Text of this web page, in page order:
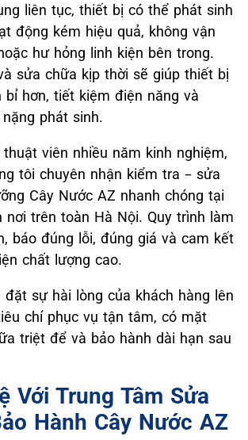
liên tục, thiết bị có thể phát sinh
động kém hiệu quả, không vận
hư hỏng linh kiện bên trong.
sửa chữa kịp thời sẽ giúp thiết bị
bỉ hơn, tiết kiệm điện năng và
phát sinh.
viên nhiều năm kinh nghiệm,
tôi chuyên nhận kiểm tra – sửa
Cây Nước AZ nhanh chóng tại
nơi trên toàn Hà Nội. Quy trình làm
báo đúng lỗi, đúng giá và cam kết
chất lượng cao.
đặt sự hài lòng của khách hàng lên
chí phục vụ tận tâm, có mặt
triệt để và bảo hành dài hạn sau
Với Trung Tâm Sửa
Hành Cây Nước AZ